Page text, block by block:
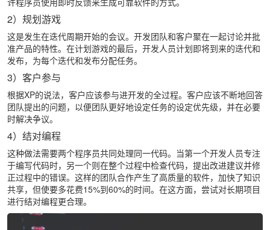
2）规划游戏
这是发生在迭代周期开始的会议。开发团队和客户聚在一起讨论并批
准产品的特性。在计划游戏的最后，开发人员计划即将到来的迭代和
发布，为每个迭代和发布分配任务。
3）客户参与
根据XP的说法，客户应该参与进开发的全过程。客户应该不断地回答
团队提出的问题，以便团队更好地设定任务的设定优先级，并在必要
时解决争议。
4）结对编程
这种做法需要两个程序员共同处理同一代码。当第一个开发人员专注
于编写代码时，另一个则在整个过程中检查代码，提出改进建议并修
正过程中的错误。这样的团队合作产生了高质量的软件，加快了知识
共享，但使要多花费15%到60%的时间。在这方面，尝试对长期项目
进行结对编程更合理。